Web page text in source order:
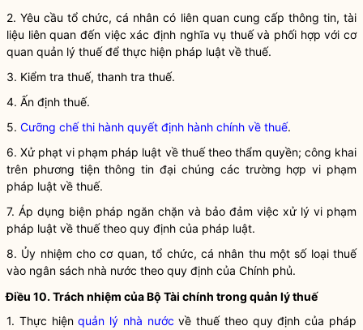
2. Yêu cầu tổ chức, cá nhân có liên quan cung cấp thông tin, tài
liệu liên quan đến việc xác định nghĩa vụ thuế và phối hợp với cơ
quan quản lý thuế để thực hiện pháp luật về thuế.
3. Kiểm tra thuế, thanh tra thuế.
4. Ấn định thuế.
5. Cưỡng chế thi hành quyết định hành chính về thuế.
6. Xử phạt vi phạm pháp luật về thuế theo thẩm quyền; công khai
trên phương tiện thông tin đại chúng các trường hợp vi phạm
pháp luật về thuế.
7. Áp dụng biện pháp ngăn chặn và bảo đảm việc xử lý vi phạm
pháp luật về thuế theo quy định của pháp luật.
8. Ủy nhiệm cho cơ quan, tổ chức, cá nhân thu một số loại thuế
vào ngân sách nhà nước theo quy định của Chính phủ.
Điều 10. Trách nhiệm của Bộ Tài chính trong quản lý thuế
1. Thực hiệnquản lý nhà nước về thuế theo quy định của pháp